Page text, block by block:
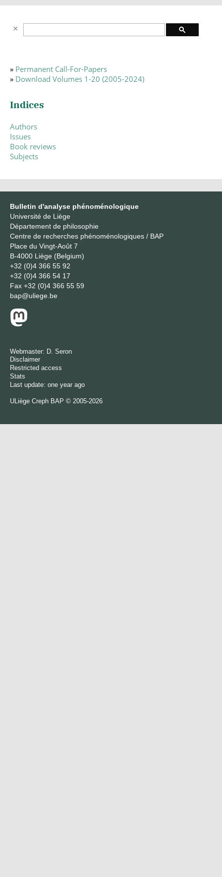
» Permanent Call-For-Papers
» Download Volumes 1-20 (2005-2024)
Indices
Authors
Issues
Book reviews
Subjects
Bulletin d'analyse phénoménologique
Université de Liège
Département de philosophie
Centre de recherches phénoménologiques / BAP
Place du Vingt-Août 7
B-4000 Liège (Belgium)
+32 (0)4 366 55 92
+32 (0)4 366 54 17
Fax +32 (0)4 366 55 59
bap@uliege.be
Webmaster: D. Seron
Disclaimer
Restricted access
Stats
Last update: one year ago
ULiège Creph BAP © 2005-2026